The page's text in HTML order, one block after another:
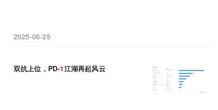
2025-06-25
双抗上位，PD-1江湖再起风云